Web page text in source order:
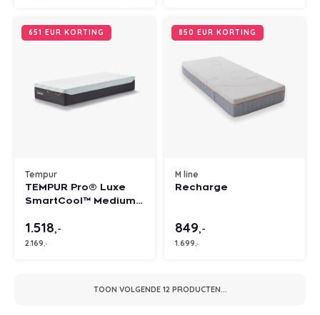
651 EUR KORTING
Tempur
TEMPUR Pro® Luxe
SmartCool™ Medium
1.518,-
2.169 ,-
850 EUR KORTING
M line
Recharge
849,-
1.699 ,-
TOON VOLGENDE 12 PRODUCTEN...